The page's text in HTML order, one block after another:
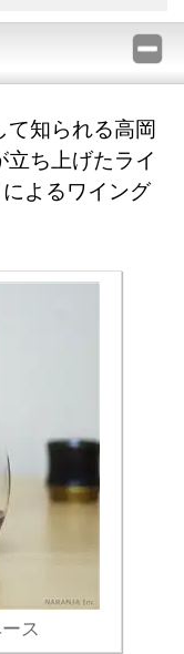
て知られる高岡
ち上げたライ
よるワイング
ス